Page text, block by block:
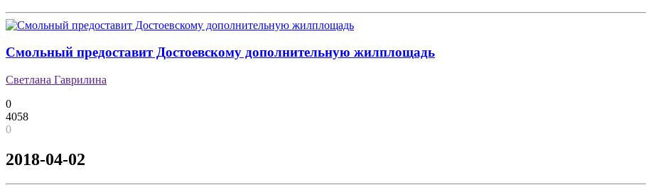
Смольный предоставит Достоевскому дополнительную жилплощадь
Светлана Гаврилина
0
4058
0
2018-04-02